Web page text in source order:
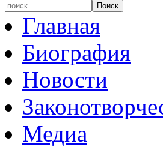
Поиск
Главная
Биография
Новости
Медиа